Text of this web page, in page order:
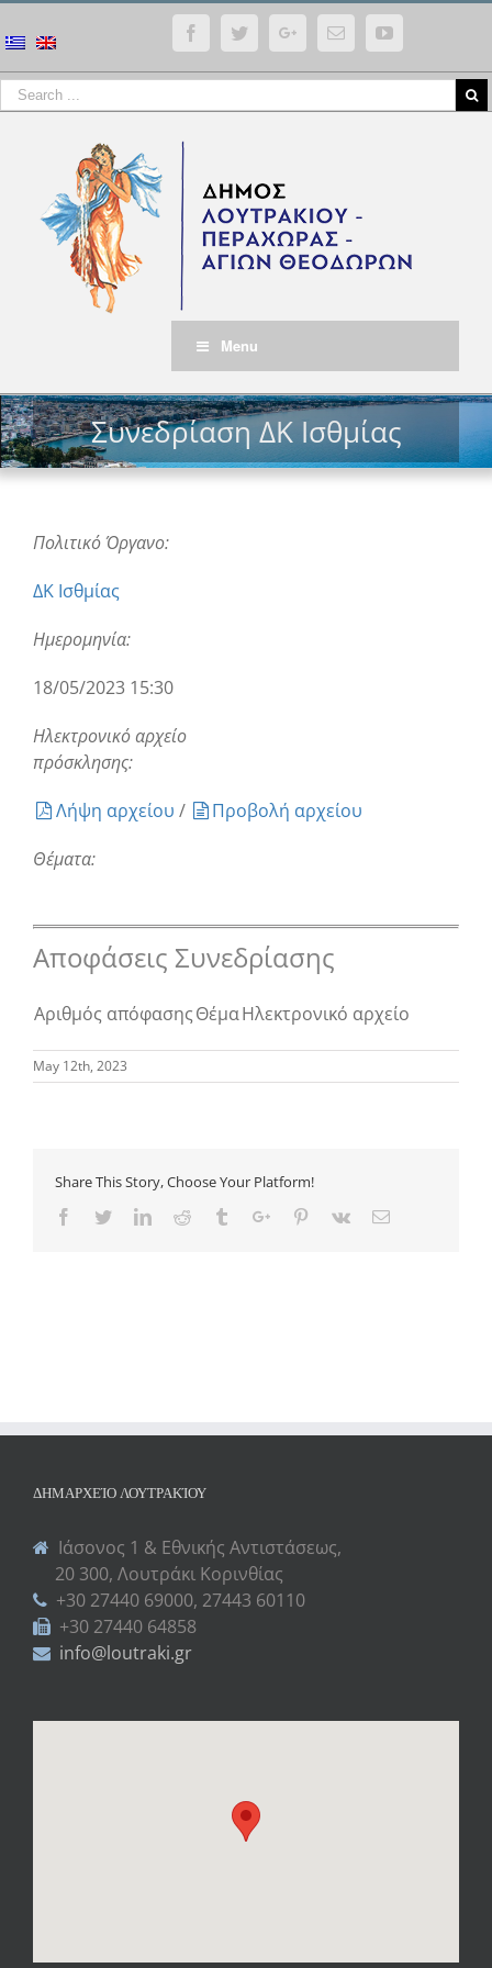
FacebookTwitterGoogle+Email YouTube
Menu
Συνεδρίαση ΔΚ Ισθμίας
Πολιτικό Όργανο:
ΔΚ Ισθμίας
Ημερομηνία:
18/05/2023 15:30
Ηλεκτρονικό αρχείο
πρόσκλησης:
Λήψη αρχείου /
Προβολή αρχείου
Θέματα:
Αποφάσεις Συνεδρίασης
Αριθμός απόφασηςΘέμαΗλεκτρονικό αρχείο
May 12th, 2023
Share This Story, Choose Your Platform!
Facebook
TwitterLinkedinReddit TumblrGoogle+Pinterest
Vk Email
ΔΗΜΑΡΧΕΊΟ ΛΟΥΤΡΑΚΊΟΥ
Ιάσονος 1 & Εθνικής Αντιστάσεως,
20 300, Λουτράκι Κορινθίας
+30 27440 69000, 27443 60110
+30 27440 64858
info@loutraki.gr